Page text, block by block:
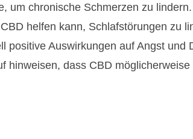
um chronische Schmerzen zu lindern.
helfen kann, Schlafstörungen zu
Auswirkungen auf Angst und
dass CBD